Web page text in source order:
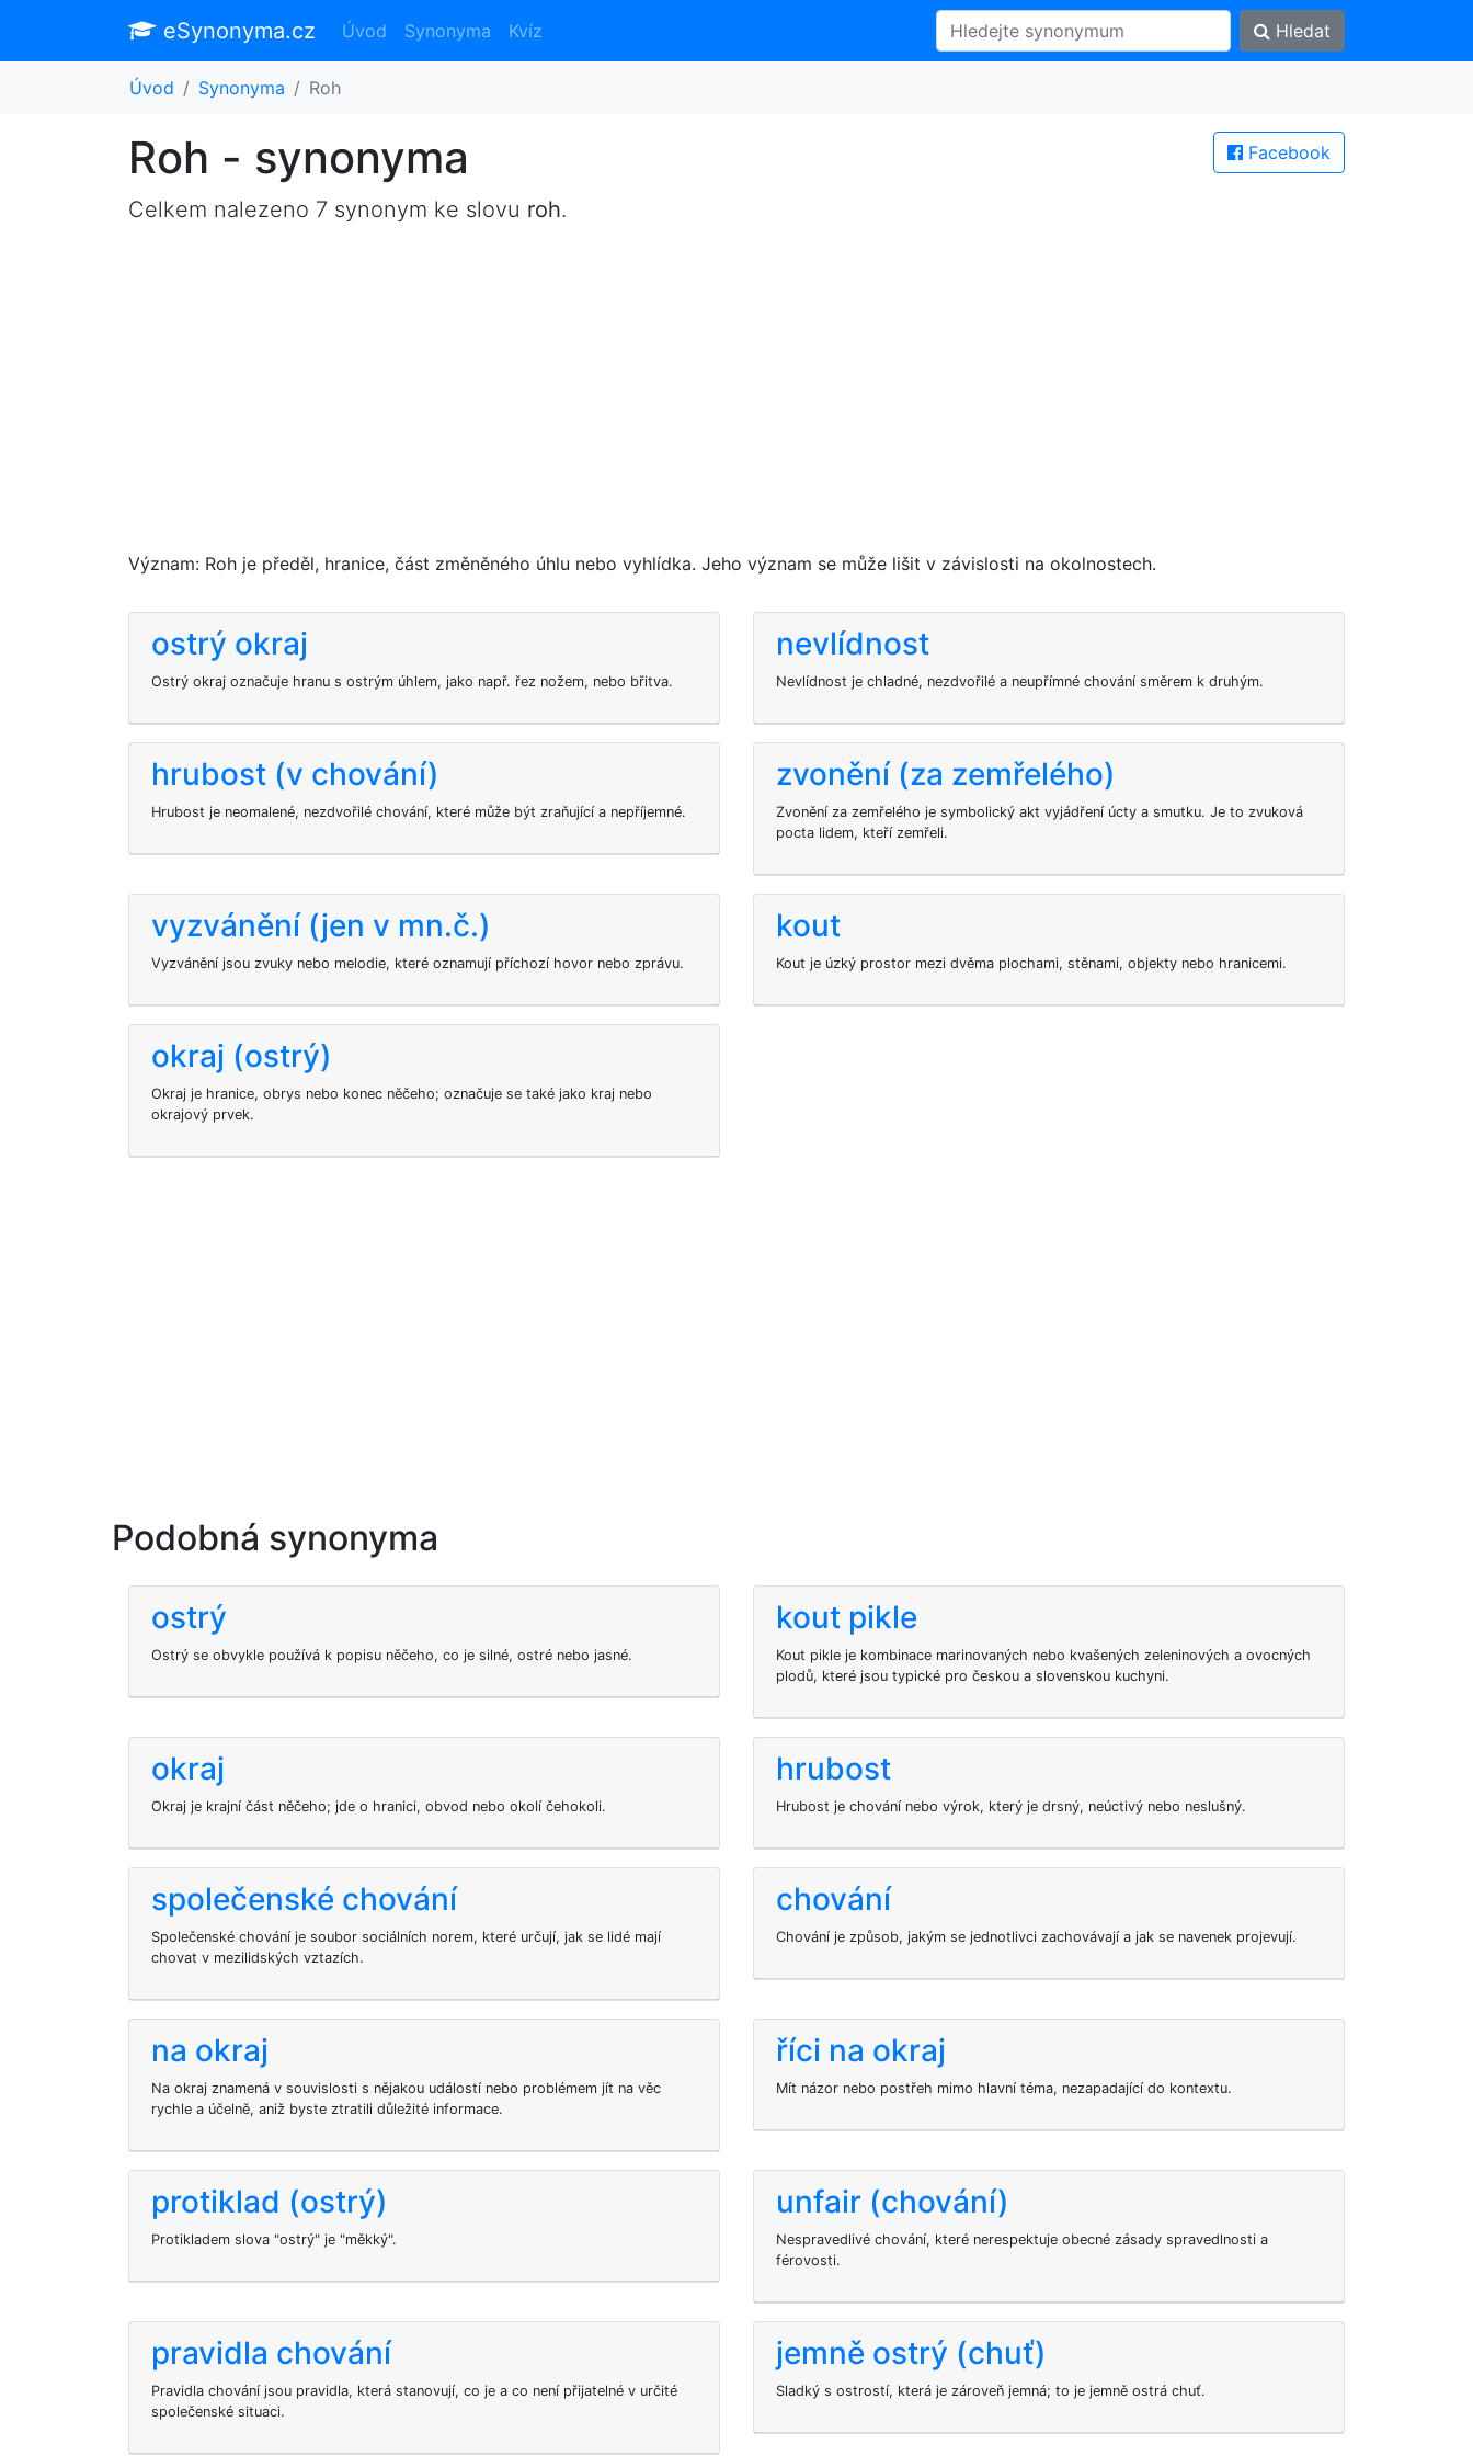
eSynonyma.cz Úvod Synonyma Kvíz Hledat
Úvod Synonyma Roh
Facebook
Roh - synonyma
Celkem nalezeno 7 synonym ke slovu roh.
Význam: Roh je předěl, hranice, část změněného úhlu nebo vyhlídka. Jeho význam se může lišit v závislosti na okolnostech.
ostrý okraj
Ostrý okraj označuje hranu s ostrým úhlem, jako např. řez nožem, nebo břitva.
nevlídnost
Nevlídnost je chladné, nezdvořilé a neupřímné chování směrem k druhým.
hrubost (v chování)
Hrubost je neomalené, nezdvořilé chování, které může být zraňující a nepříjemné.
zvonění (za zemřelého)
Zvonění za zemřelého je symbolický akt vyjádření úcty a smutku. Je to zvuková
pocta lidem, kteří zemřeli.
vyzvánění (jen v mn.č.)
Vyzvánění jsou zvuky nebo melodie, které oznamují příchozí hovor nebo zprávu.
kout
Kout je úzký prostor mezi dvěma plochami, stěnami, objekty nebo hranicemi.
okraj (ostrý)
Okraj je hranice, obrys nebo konec něčeho; označuje se také jako kraj nebo
okrajový prvek.
Podobná synonyma
ostrý
Ostrý se obvykle používá k popisu něčeho, co je silné, ostré nebo jasné.
kout pikle
Kout pikle je kombinace marinovaných nebo kvašených zeleninových a ovocných
plodů, které jsou typické pro českou a slovenskou kuchyni.
okraj
Okraj je krajní část něčeho; jde o hranici, obvod nebo okolí čehokoli.
hrubost
Hrubost je chování nebo výrok, který je drsný, neúctivý nebo neslušný.
společenské chování
Společenské chování je soubor sociálních norem, které určují, jak se lidé mají
chovat v mezilidských vztazích.
chování
Chování je způsob, jakým se jednotlivci zachovávají a jak se navenek projevují.
na okraj
Na okraj znamená v souvislosti s nějakou událostí nebo problémem jít na věc
rychle a účelně, aniž byste ztratili důležité informace.
říci na okraj
Mít názor nebo postřeh mimo hlavní téma, nezapadající do kontextu.
protiklad (ostrý)
Protikladem slova "ostrý" je "měkký".
unfair (chování)
Nespravedlivé chování, které nerespektuje obecné zásady spravedlnosti a
férovosti.
pravidla chování
Pravidla chování jsou pravidla, která stanovují, co je a co není přijatelné v určité
společenské situaci.
jemně ostrý (chuť)
Sladký s ostrostí, která je zároveň jemná; to je jemně ostrá chuť.